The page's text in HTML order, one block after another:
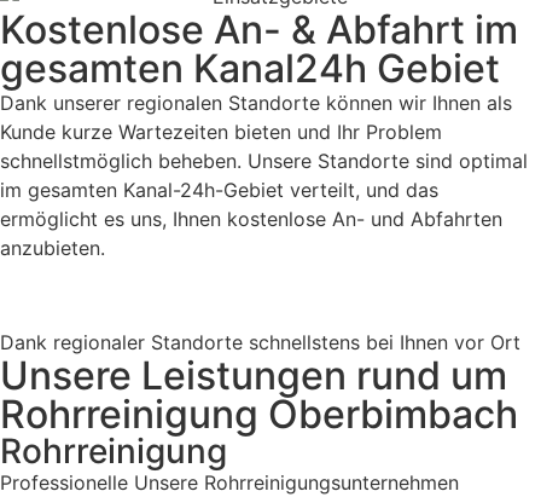
Kostenlose An- & Abfahrt im
gesamten Kanal24h Gebiet
Dank unserer regionalen Standorte können wir Ihnen als
Kunde kurze Wartezeiten bieten und Ihr Problem
schnellstmöglich beheben. Unsere Standorte sind optimal
im gesamten Kanal-24h-Gebiet verteilt, und das
ermöglicht es uns, Ihnen kostenlose An- und Abfahrten
anzubieten.
Dank regionaler Standorte schnellstens bei Ihnen vor Ort
Unsere Leistungen rund um
Rohrreinigung Oberbimbach
Rohrreinigung
Professionelle Unsere Rohrreinigungsunternehmen